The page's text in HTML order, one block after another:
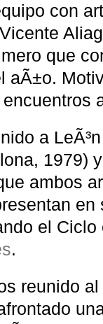
con
que
aÃ±o.
a
1979)
ambos
en
el
.
reunido